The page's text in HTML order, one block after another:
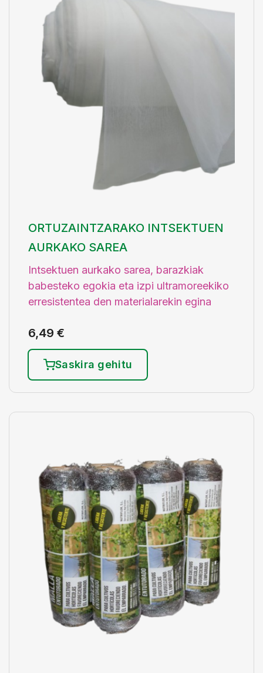
ORTUZAINTZARAKO INTSEKTUEN
AURKAKO SAREA
Intsektuen aurkako sarea, barazkiak
babesteko egokia eta izpi ultramoreekiko
erresistentea den materialarekin egina
6,49 €
Saskira gehitu